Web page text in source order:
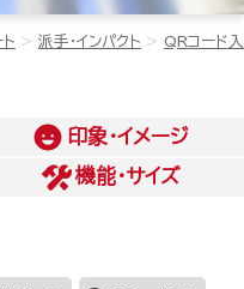
派手・インパクト
QRコード入
印象・イメージ
機能・サイズ